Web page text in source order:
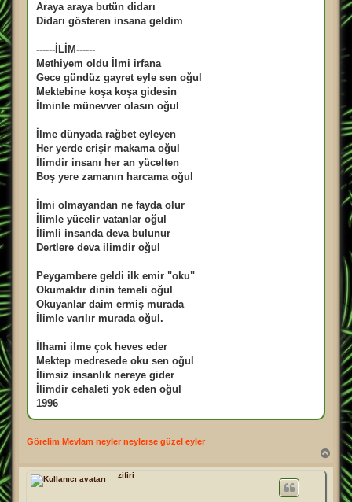
Araya araya butün didarı
Didarı gösteren insana geldim
------İLİM------
Methiyem oldu İlmi irfana
Gece gündüz gayret eyle sen oğul
Mektebine koşa koşa gidesin
İlminle münevver olasın oğul
İlme dünyada rağbet eyleyen
Her yerde erişir makama oğul
İlimdir insanı her an yücelten
Boş yere zamanın harcama oğul
İlmi olmayandan ne fayda olur
İlimle yücelir vatanlar oğul
İlimli insanda deva bulunur
Dertlere deva ilimdir oğul
Peygambere geldi ilk emir "oku"
Okumaktır dinin temeli oğul
Okuyanlar daim ermiş murada
İlimle varılır murada oğul.
İlhami ilme çok heves eder
Mektep medresede oku sen oğul
İlimsiz insanlık nereye gider
İlimdir cehaleti yok eden oğul
1996
Görelim Mevlam neyler neylerse güzel eyler
zifiri